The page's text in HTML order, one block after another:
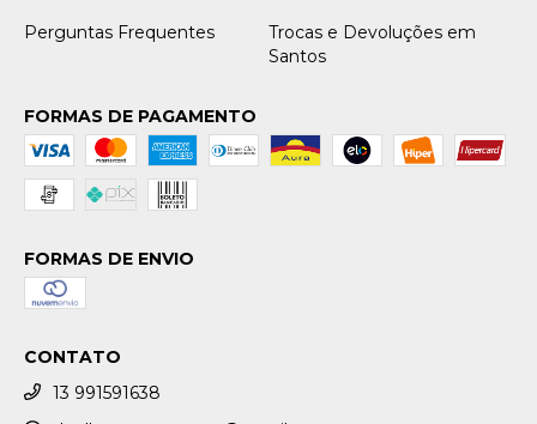
Perguntas Frequentes
Trocas e Devoluções em
Santos
FORMAS DE PAGAMENTO
FORMAS DE ENVIO
CONTATO
13 991591638